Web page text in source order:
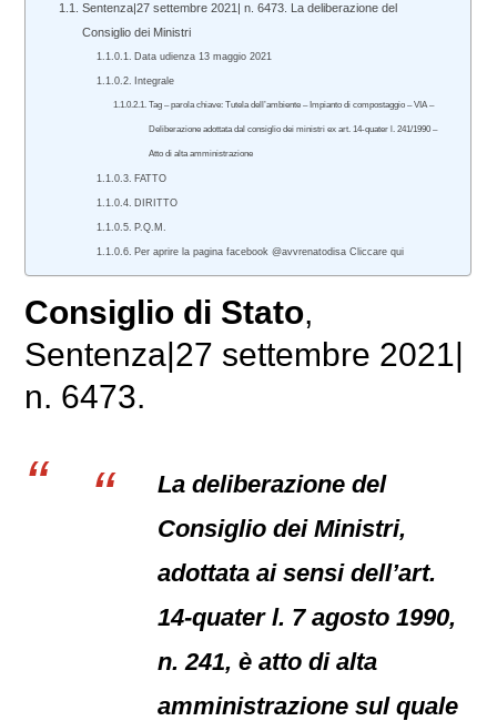
Sentenza|27 settembre 2021| n. 6473. La deliberazione del
Consiglio dei Ministri
Data udienza 13 maggio 2021
Integrale
Tag – parola chiave: Tutela dell’ambiente – Impianto di compostaggio – VIA –
Deliberazione adottata dal consiglio dei ministri ex art. 14-quater l. 241/1990 –
Atto di alta amministrazione
FATTO
DIRITTO
P.Q.M.
Per aprire la pagina facebook @avvrenatodisa Cliccare qui
Consiglio di Stato,
Sentenza|27 settembre 2021|
n. 6473.
La deliberazione del
Consiglio dei Ministri,
adottata ai sensi dell’art.
14-quater l. 7 agosto 1990,
n. 241, è atto di alta
amministrazione sul quale